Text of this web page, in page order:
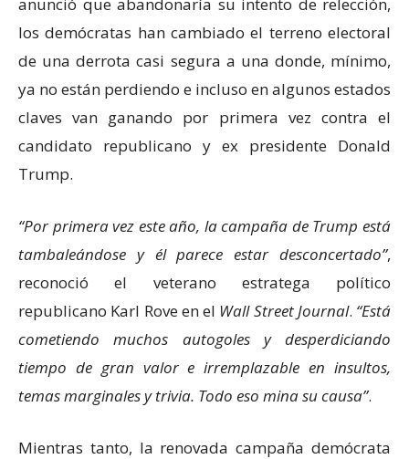
los demócratas han cambiado el terreno electoral
de una derrota casi segura a una donde, mínimo,
ya no están perdiendo e incluso en algunos estados
claves van ganando por primera vez contra el
candidato republicano y ex presidente Donald
Trump.
Por primera vez este año, la campaña de Trump está
tambaleándose y él parece estar desconcertado ,
reconoció el veterano estratega político
republicano Karl Rove en el Wall Street Journal. Está
cometiendo muchos autogoles y desperdiciando
tiempo de gran valor e irremplazable en insultos,
temas marginales y trivia. Todo eso mina su causa .
Mientras tanto, la renovada campaña demócrata